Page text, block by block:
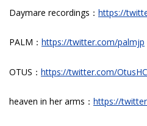
Daymare recordings： https://
PALM： https://twitter.com/palmjp
OTUS： https://twitter.com/OtusHC
heaven in her arms： https://